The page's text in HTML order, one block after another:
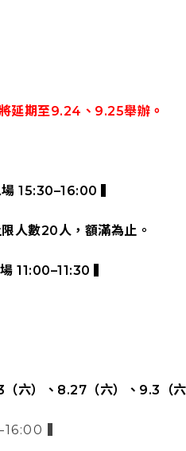
延期至9.24、9.25舉辦。
15:30–16:00 ▍
人數20人，額滿為止。
11:00–11:30 ▍
六）、8.27（六）、9.3（六
▍